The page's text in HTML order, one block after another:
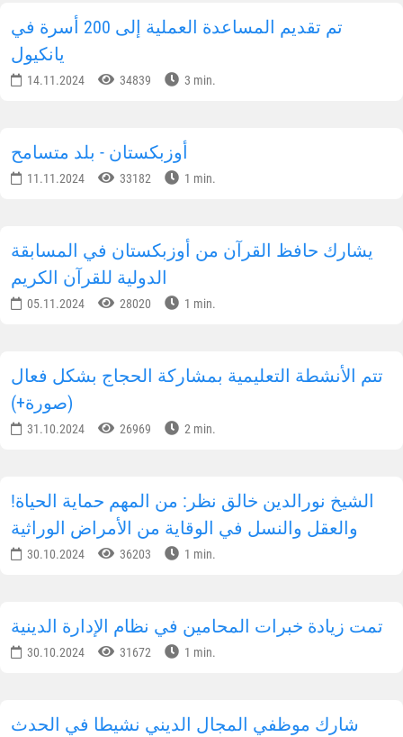
تم تقديم المساعدة العملية إلى 200 أسرة في
يانكيول
14.11.2024 34839 3 min.
أوزبكستان - بلد متسامح
11.11.2024 33182 1 min.
يشارك حافظ القرآن من أوزبكستان في المسابقة
الدولية للقرآن الكريم
05.11.2024 28020 1 min.
تتم الأنشطة التعليمية بمشاركة الحجاج بشكل فعال
(صورة+)
31.10.2024 26969 2 min.
!الشيخ نورالدين خالق نظر: من المهم حماية الحياة
والعقل والنسل في الوقاية من الأمراض الوراثية
30.10.2024 36203 1 min.
تمت زيادة خبرات المحامين في نظام الإدارة الدينية
30.10.2024 31672 1 min.
شارك موظفي المجال الديني نشيطا في الحدث